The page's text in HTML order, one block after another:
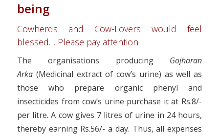
being
Cowherds and Cow-Lovers would feel
blessed… Please pay attention
The organisations producing Gojharan
Arka (Medicinal extract of cow’s urine) as well as
those who prepare organic phenyl and
insecticides from cow’s urine purchase it at Rs.8/-
per litre. A cow gives 7 litres of urine in 24 hours,
thereby earning Rs.56/- a day. Thus, all expenses